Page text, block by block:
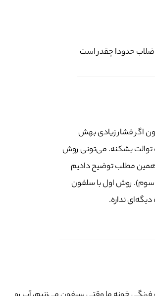
حدودا چقدر است
اگر فشار زیادی بهش
توالت بشکنه. می‌تونی روش
همین مطلب توضیح دادیم
روش اول با سلفون
نداره.